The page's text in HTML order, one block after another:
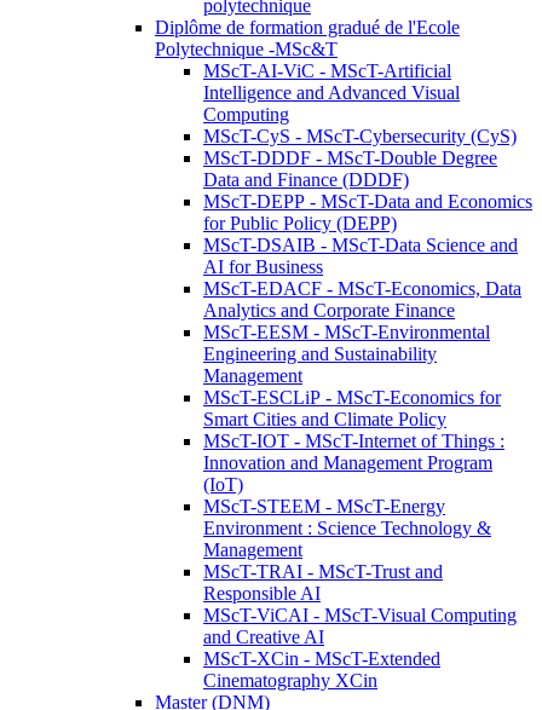
polytechnique
Diplôme de formation gradué de l'Ecole
Polytechnique -MSc&T
MScT-AI-ViC - MScT-Artificial
Intelligence and Advanced Visual
Computing
MScT-CyS - MScT-Cybersecurity (CyS)
MScT-DDDF - MScT-Double Degree
Data and Finance (DDDF)
MScT-DEPP - MScT-Data and Economics
for Public Policy (DEPP)
MScT-DSAIB - MScT-Data Science and
AI for Business
MScT-EDACF - MScT-Economics, Data
Analytics and Corporate Finance
MScT-EESM - MScT-Environmental
Engineering and Sustainability
Management
MScT-ESCLiP - MScT-Economics for
Smart Cities and Climate Policy
MScT-IOT - MScT-Internet of Things :
Innovation and Management Program
(IoT)
MScT-STEEM - MScT-Energy
Environment : Science Technology &
Management
MScT-TRAI - MScT-Trust and
Responsible AI
MScT-ViCAI - MScT-Visual Computing
and Creative AI
MScT-XCin - MScT-Extended
Cinematography XCin
Master (DNM)